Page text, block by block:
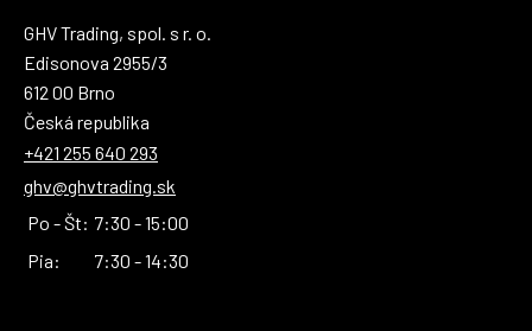
GHV Trading, spol. s r. o.
Edisonova 2955/3
612 00 Brno
Česká republika
+421 255 640 293
ghv@ghvtrading.sk
Po - Št: 7:30 - 15:00
Pia:
7:30 - 14:30